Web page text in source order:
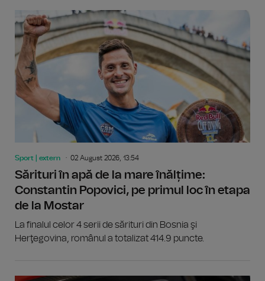
Sport | extern 02 August 2026, 13:54
Sărituri în apă de la mare înălțime:
Constantin Popovici, pe primul loc în etapa
de la Mostar
La finalul celor 4 serii de sărituri din Bosnia şi
Herţegovina, românul a totalizat 414.9 puncte.